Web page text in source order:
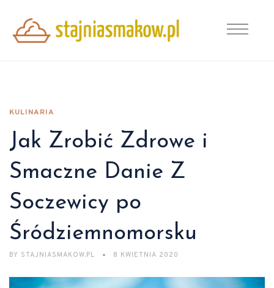
KULINARIA
Jak Zrobić Zdrowe i
Smaczne Danie Z
Soczewicy po
Śródziemnomorsku
BY STAJNIASMAKOW.PL 8 KWIETNIA 2020